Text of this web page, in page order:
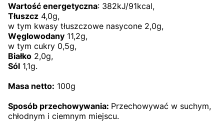
Wartość energetyczna: 382kJ/91kcal,
Tłuszcz 4,0g,
w tym kwasy tłuszczowe nasycone 2,0g,
Węglowodany 11,2g,
w tym cukry 0,5g,
Białko 2,0g,
Sól 1,1g.
Masa netto: 100g
Sposób przechowywania: Przechowywać w suchym,
chłodnym i ciemnym miejscu.